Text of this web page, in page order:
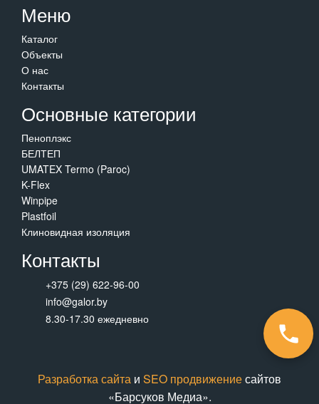
Меню
Каталог
Объекты
О нас
Контакты
Основные категории
Пеноплэкс
БЕЛТЕП
UMATEX Termo (Paroc)
K-Flex
Winpipe
Plastfoil
Клиновидная изоляция
Контакты
+375 (29) 622-96-00
info@galor.by
8.30-17.30 ежедневно
Разработка сайта и SEO продвижениесайтов
«Барсуков Медиа».